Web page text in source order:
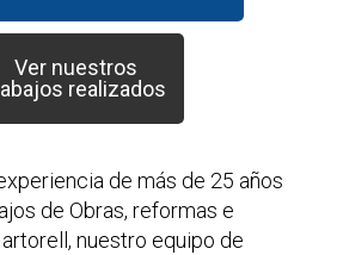
Ver nuestros
realizados
de más de 25 años
de Obras, reformas e
nuestro equipo de